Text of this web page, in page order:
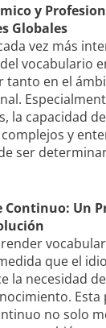
y
Globales
vez más
vocabulario
tanto en el
la capacidad
y
ser
Continuo: Un
que el
la necesidad
Esta
no solo